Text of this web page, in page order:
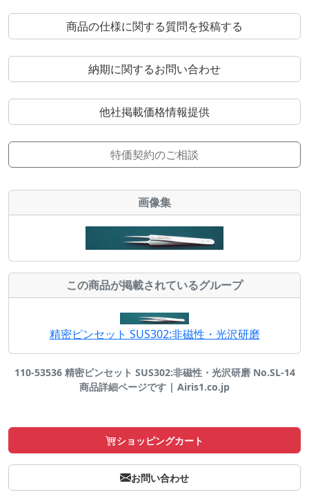
商品の仕様に関する質問を投稿する
納期に関するお問い合わせ
他社掲載価格情報提供
特価契約のご相談
画像集
この商品が掲載されているグループ
精密ピンセット SUS302:非磁性・光沢研磨
110-53536 精密ピンセット SUS302:非磁性・光沢研磨 No.SL-14
商品詳細ページです | Airis1.co.jp
ショッピングカート
お問い合わせ